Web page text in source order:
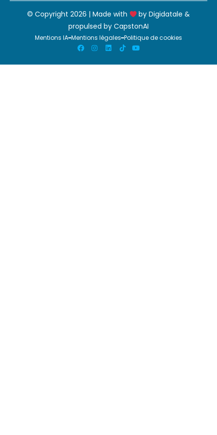
© Copyright 2026 | Made with byDigidatale &
propulsed by CapstonAI
Mentions IA Mentions légales Politique de cookies